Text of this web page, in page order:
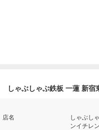
しゃぶしゃぶ鉄板 一蓮 新宿
店名
しゃぶし
ンイチレ